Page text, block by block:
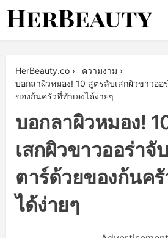
Skip
HerBeauty.co › ความงาม ›
บอกลาผิวหมอง! 10 สูตรลับเสกผิวขาวอ
ของก้นครัวที่ทำเองได้ง่ายๆ
บอกลาผิวหมอง!
เสกผิวขาวออร่าจั
ตาร์ด้วยของก้นครั
ได้ง่ายๆ